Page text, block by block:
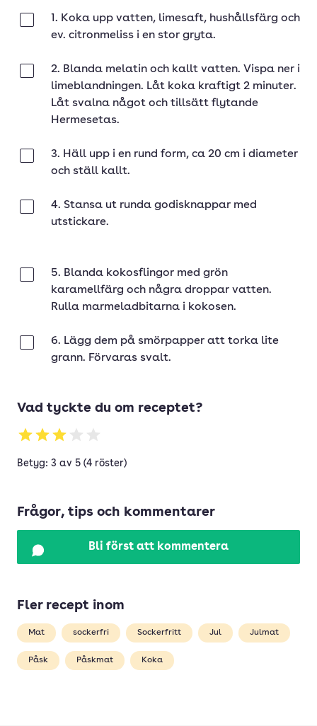
1. Koka upp vatten, limesaft, hushållsfärg och
ev. citronmeliss i en stor gryta.
2. Blanda melatin och kallt vatten. Vispa ner i
limeblandningen. Låt koka kraftigt 2 minuter.
Låt svalna något och tillsätt flytande
Hermesetas.
3. Häll upp i en rund form, ca 20 cm i diameter
och ställ kallt.
4. Stansa ut runda godisknappar med
utstickare.
5. Blanda kokosflingor med grön
karamellfärg och några droppar vatten.
Rulla marmeladbitarna i kokosen.
6. Lägg dem på smörpapper att torka lite
grann. Förvaras svalt.
Vad tyckte du om receptet?
Betyg: 3 av 5 (4 röster)
Frågor, tips och kommentarer
Bli först att kommentera
Fler recept inom
Mat sockerfri Sockerfritt Jul Julmat
Påsk Påskmat Koka